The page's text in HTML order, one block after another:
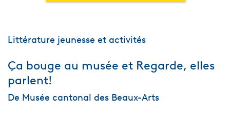
Littérature jeunesse et activités
Ça bouge au musée et Regarde, elles
parlent!
De Musée cantonal des Beaux-Arts